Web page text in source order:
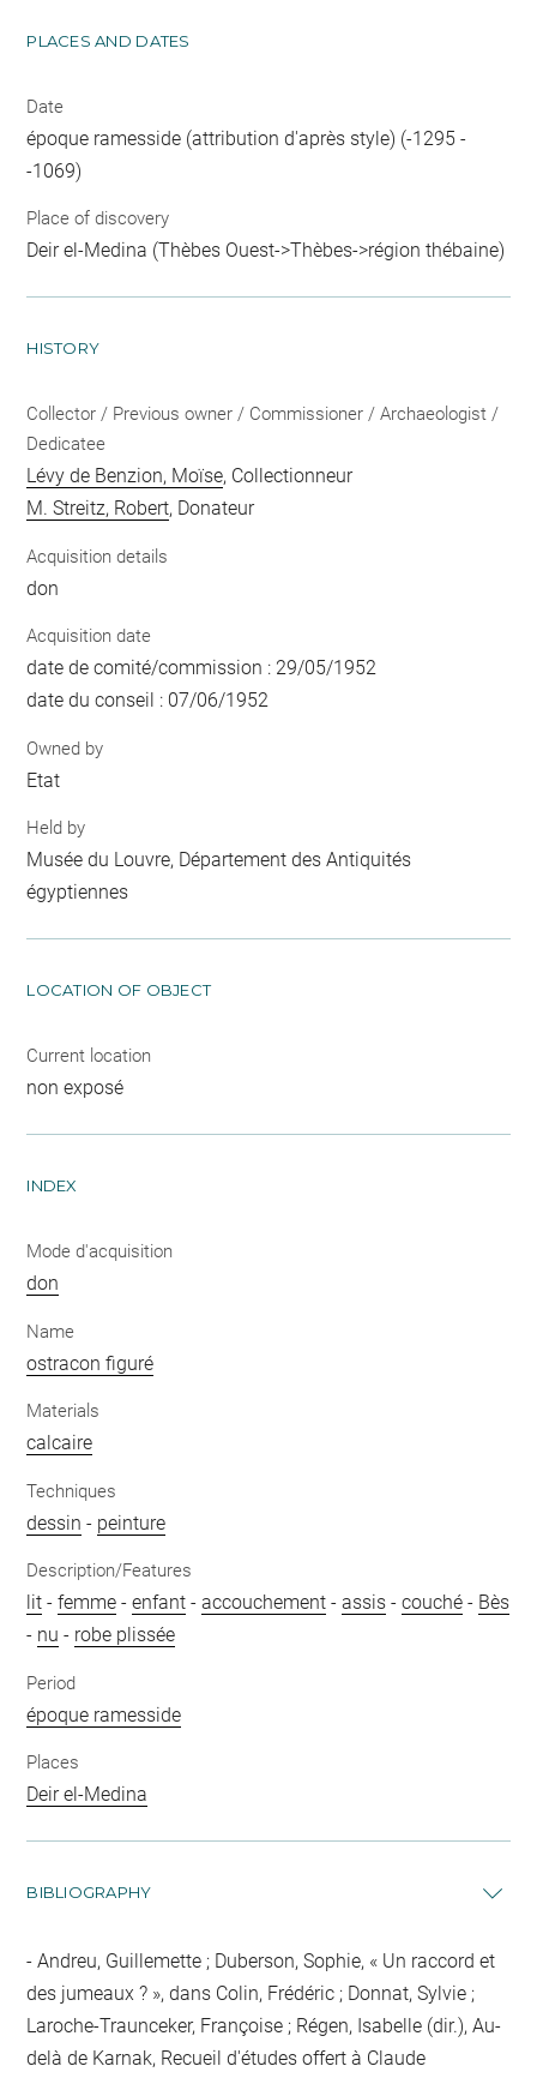
PLACES AND DATES
Date
époque ramesside (attribution d'après style) (-1295 -
-1069)
Place of discovery
Deir el-Medina (Thèbes Ouest->Thèbes->région thébaine)
HISTORY
Collector / Previous owner / Commissioner / Archaeologist /
Dedicatee
Lévy de Benzion, Moïse, Collectionneur
M. Streitz, Robert, Donateur
Acquisition details
don
Acquisition date
date de comité/commission : 29/05/1952
date du conseil : 07/06/1952
Owned by
Etat
Held by
Musée du Louvre, Département des Antiquités
égyptiennes
LOCATION OF OBJECT
Current location
non exposé
INDEX
Mode d'acquisition
don
Name
ostracon figuré
Materials
calcaire
Techniques
dessin - peinture
Description/Features
lit -femme -enfant -accouchement -assis -couché - Bès
- nu - robe plissée
Period
époque ramesside
Places
Deir el-Medina
BIBLIOGRAPHY
Andreu, Guillemette ; Duberson, Sophie, « Un raccord et
des jumeaux ? », dans Colin, Frédéric ; Donnat, Sylvie ;
Laroche-Traunceker, Françoise ; Régen, Isabelle (dir.), Au-
delà de Karnak, Recueil d'études offert à Claude